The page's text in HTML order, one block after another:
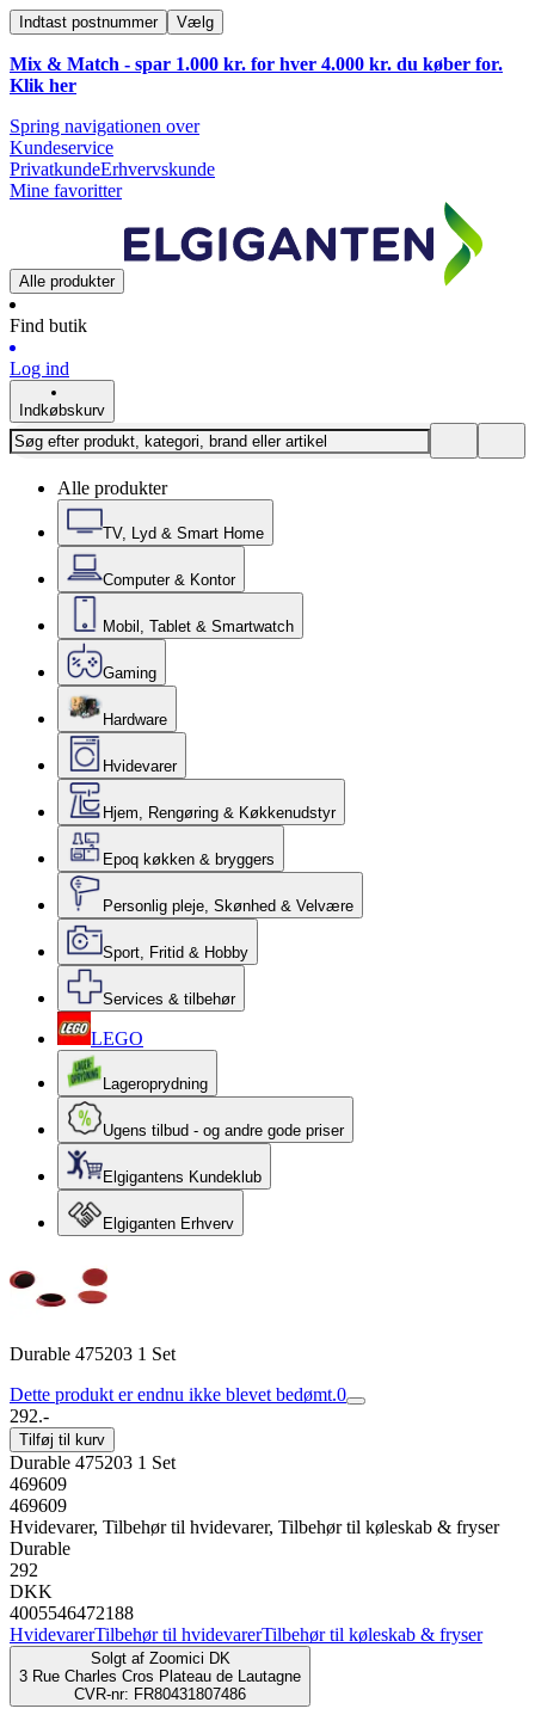
Indtast postnummer Vælg
Mix & Match - spar 1.000 kr. for hver 4.000 kr. du køber for.
Klik her
Spring navigationen over
Kundeservice
PrivatkundeErhvervskunde
Mine favoritter
Alle produkter
Find butik
Log ind
Indkøbskurv
Alle produkter
TV, Lyd & Smart Home
Computer & Kontor
Mobil, Tablet & Smartwatch
Gaming
Hardware
Hvidevarer
Hjem, Rengøring & Køkkenudstyr
Epoq køkken & bryggers
Personlig pleje, Skønhed & Velvære
Sport, Fritid & Hobby
Services & tilbehør
LEGO
Lageroprydning
Ugens tilbud - og andre gode priser
Elgigantens Kundeklub
Elgiganten Erhverv
Durable 475203 1 Set
Dette produkt er endnu ikke blevet bedømt.0
292.-
Tilføj til kurv
Durable 475203 1 Set
469609
469609
Hvidevarer, Tilbehør til hvidevarer, Tilbehør til køleskab & fryser
Durable
292
DKK
4005546472188
HvidevarerTilbehør til hvidevarerTilbehør til køleskab & fryser
Solgt af Zoomici DK
3 Rue Charles Cros Plateau de Lautagne
CVR-nr: FR80431807486